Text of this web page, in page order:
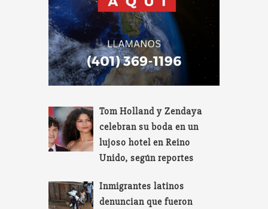
Tom Holland y Zendaya
celebran su boda en un
lujoso hotel en Reino
Unido, según reportes
Inmigrantes latinos
denuncian que fueron